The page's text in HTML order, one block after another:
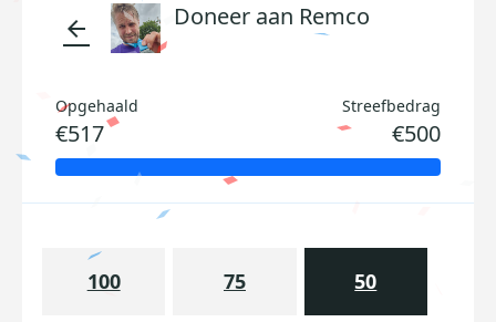
arrow_back Doneer aan Remco
Opgehaald
€517
Streefbedrag
€500
100 75 50